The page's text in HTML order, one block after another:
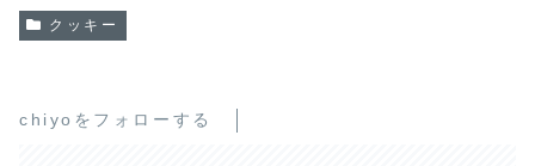
クッキー
chiyoをフォローする